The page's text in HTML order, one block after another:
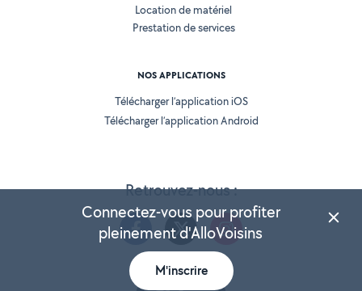
Retrouvez-nous :
Location de matériel
Prestation de services
NOS APPLICATIONS
Télécharger l’application iOS
Télécharger l’application Android
Connectez-vous pour profiter
pleinement d'AlloVoisins
M'inscrire